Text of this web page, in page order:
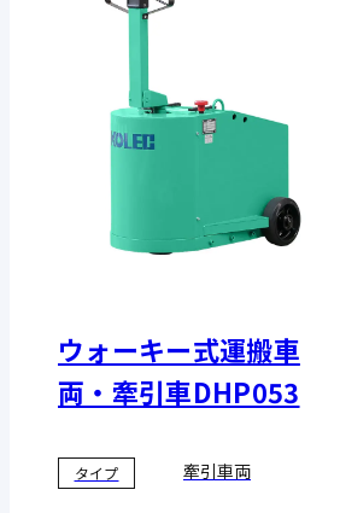
ウォーキー式運搬車
両・牽引車DHP053
タイプ 牽引車両